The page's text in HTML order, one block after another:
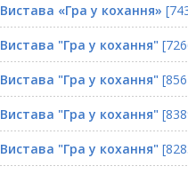
Вистава «Гра у кохання»
Вистава "Гра у кохання"
Вистава "Гра у кохання"
Вистава "Гра у кохання"
Вистава "Гра у кохання"